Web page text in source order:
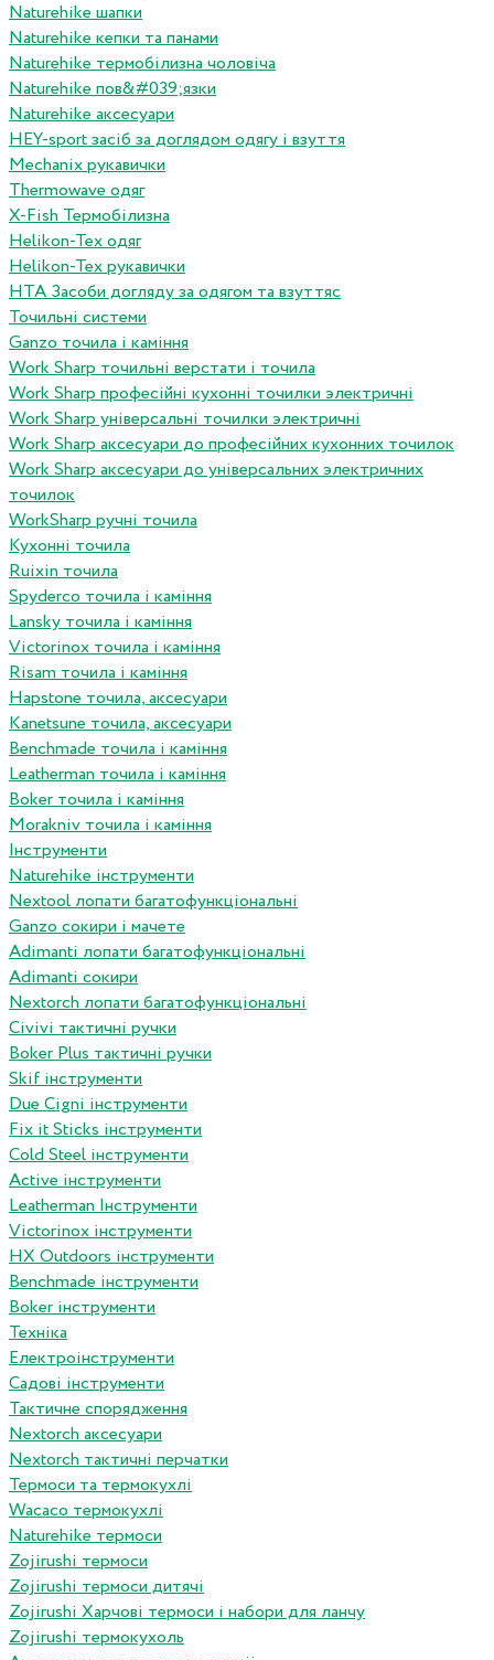
Naturehike шапки
Naturehike кепки та панами
Naturehike термобілизна чоловіча
Naturehike пов&#039;язки
Naturehike аксесуари
HEY-sport засіб за доглядом одягу і взуття
Mechanix рукавички
Thermowave одяг
X-Fish Термобілизна
Helikon-Tex одяг
Helikon-Tex рукавички
HTA Засоби догляду за одягом та взуттяс
Точильні системи
Ganzo точила і каміння
Work Sharp точильні верстати і точила
Work Sharp професiйнi кухоннi точилки электричнi
Work Sharp унiверсальнi точилки электричнi
Work Sharp аксесуари до професiйних кухонних точилок
Work Sharp аксесуари до унiверсальних электричних
точилок
WorkSharp ручні точила
Кухонні точила
Ruixin точила
Spyderco точила і каміння
Lansky точила і каміння
Victorinox точила і каміння
Risam точила і каміння
Hapstone точила, аксесуари
Kanetsune точила, аксесуари
Benchmade точила і каміння
Leatherman точила і каміння
Boker точила і каміння
Morakniv точила і каміння
Інструменти
Naturehike інструменти
Nextool лопати багатофункціональні
Ganzo сокири і мачете
Adimanti лопати багатофункціональні
Adimanti сокири
Nextorch лопати багатофункціональні
Сivivi тактичні ручки
Boker Plus тактичні ручки
Skif інструменти
Due Cigni інструменти
Fix it Sticks інструменти
Сold Steel інструменти
Active інструменти
Leatherman Інструменти
Victorinox інструменти
HX Outdoors інструменти
Benchmade інструменти
Boker інструменти
Техніка
Електроінструменти
Садові інструменти
Тактичне спорядження
Nextorch аксесуари
Nextorch тактичні перчатки
Термоси та термокухлі
Wacaco термокухлі
Naturehike термоси
Zojirushi термоси
Zojirushi термоси дитячі
Zojirushi Харчові термоси і набори для ланчу
Zojirushi термокухоль